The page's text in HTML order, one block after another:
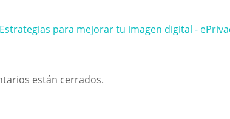
Estrategias para mejorar tu imagen digital -
están cerrados.